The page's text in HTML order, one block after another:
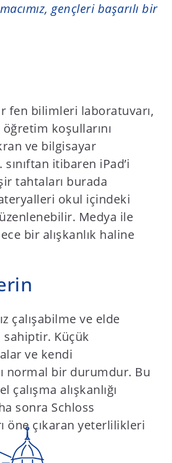
gençleri başarılı bir
fen bilimleri laboratuvarı,
koşullarını
ve bilgisayar
itibaren iPad’i
tahtaları burada
okul içindeki
Medya ile
bir alışkanlık haline
çalışabilme ve elde
sahiptir. Küçük
ve kendi
normal bir durumdur. Bu
alışkanlığı
sonra Schloss
öne çıkaran yeterlilikleri